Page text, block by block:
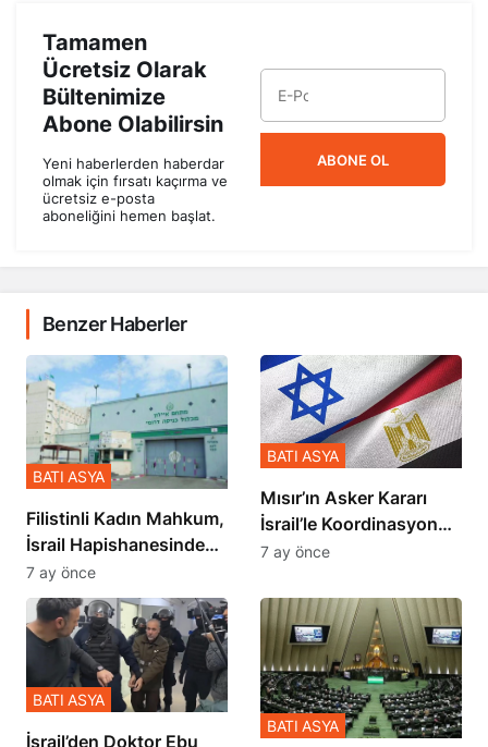
Tamamen
Ücretsiz Olarak
Bültenimize
Abone Olabilirsin
Yeni haberlerden haberdar
olmak için fırsatı kaçırma ve
ücretsiz e-posta
aboneliğini hemen başlat.
ABONE OL
Benzer Haberler
Filistinli Kadın Mahkum,
İsrail Hapishanesindeki
Zulmü Anlattı
BATI ASYA
7 ay önce
Mısır’ın Asker Kararı
İsrail’le Koordinasyon
İçinde Gerçekleşmiş
BATI ASYA
7 ay önce
İsrail’den Doktor Ebu
BATI ASYA
BATI ASYA